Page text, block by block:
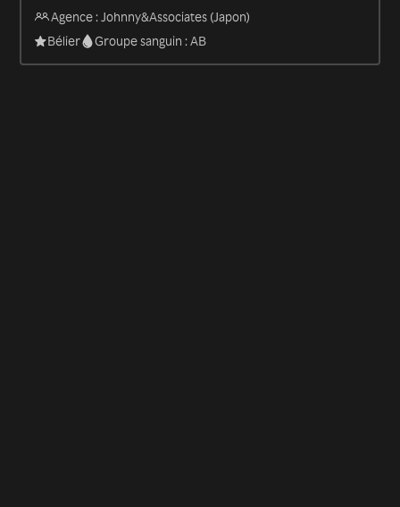
Agence : Johnny&Associates (Japon)
Bélier
Groupe sanguin : AB